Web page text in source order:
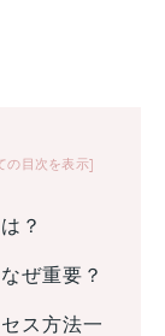
の目次を表示
？
ぜ重要？
ス方法一